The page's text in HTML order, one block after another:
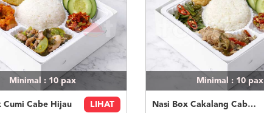
Minimal : 10 pax
Cumi Cabe Hijau LIHAT
Minimal : 10 pax
Nasi Box Cakalang Cabe Hijau